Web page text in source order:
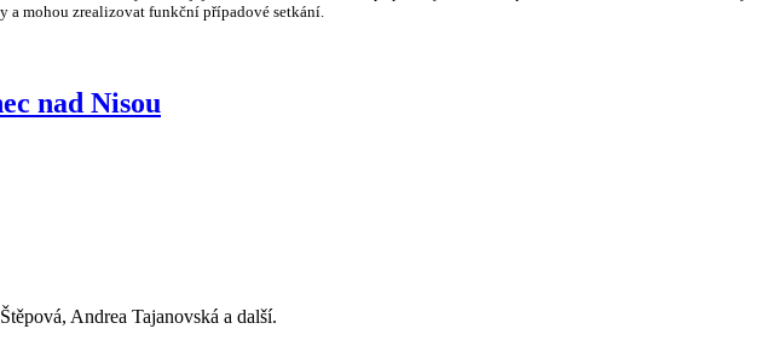
a mohou zrealizovat funkční případové setkání.
nad Nisou
Andrea Tajanovská a další.